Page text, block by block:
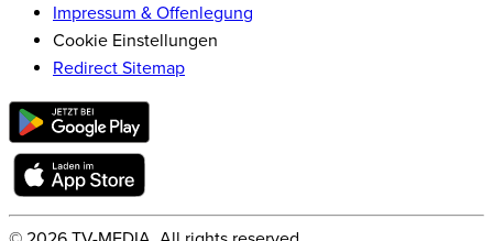
Impressum & Offenlegung
Cookie Einstellungen
Redirect Sitemap